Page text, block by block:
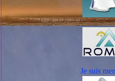
Je suis
dimanche matin avec -16.1°!!! Il
matin pour repasser la barre des
ensuite doucement pris le relais
sud balayant la neige poudreuse
du 0° a été franchie. A 22H la
puis à 22H30 elle est de
france a placé le département en